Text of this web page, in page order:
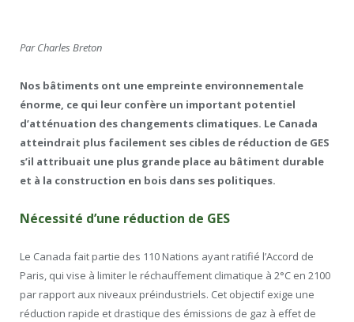
Par Charles Breton
Nos bâtiments ont une empreinte environnementale
énorme, ce qui leur confère un important potentiel
d’atténuation des changements climatiques. Le Canada
atteindrait plus facilement ses cibles de réduction de GES
s’il attribuait une plus grande place au bâtiment durable
et à la construction en bois dans ses politiques.
Nécessité d’une réduction de GES
Le Canada fait partie des 110 Nations ayant ratifié l’Accord de
Paris, qui vise à limiter le réchauffement climatique à 2°C en 2100
par rapport aux niveaux préindustriels. Cet objectif exige une
réduction rapide et drastique des émissions de gaz à effet de